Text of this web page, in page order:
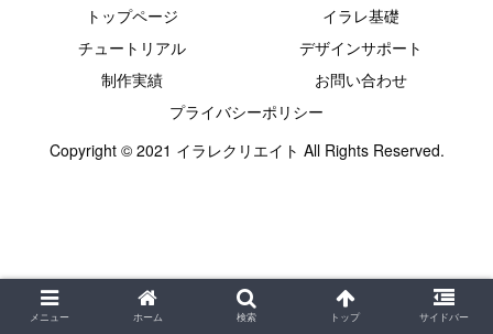
トップページ
イラレ基礎
チュートリアル
デザインサポート
制作実績
お問い合わせ
プライバシーポリシー
Copyright © 2021 イラレクリエイト All Rights Reserved.
メニュー ホーム 検索 トップ サイドバー